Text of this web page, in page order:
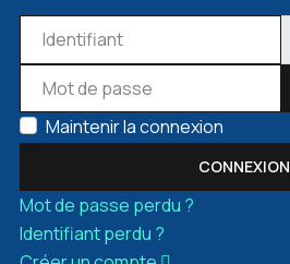
Identifiant
Mot de passe
Maintenir la connexion
CONNEXION
Mot de passe perdu ?
Identifiant perdu ?